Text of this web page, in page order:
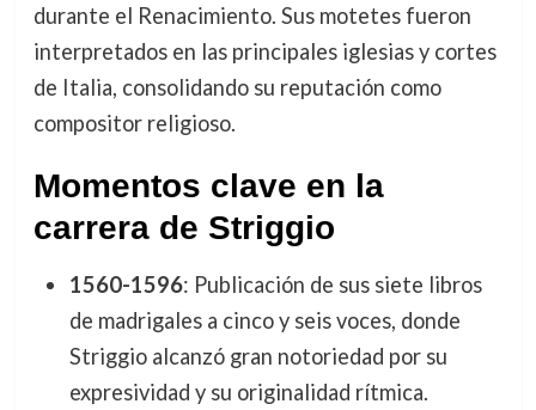
durante el Renacimiento. Sus motetes fueron
interpretados en las principales iglesias y cortes
de Italia, consolidando su reputación como
compositor religioso.
Momentos clave en la
carrera de Striggio
1560-1596: Publicación de sus siete libros
de madrigales a cinco y seis voces, donde
Striggio alcanzó gran notoriedad por su
expresividad y su originalidad rítmica.